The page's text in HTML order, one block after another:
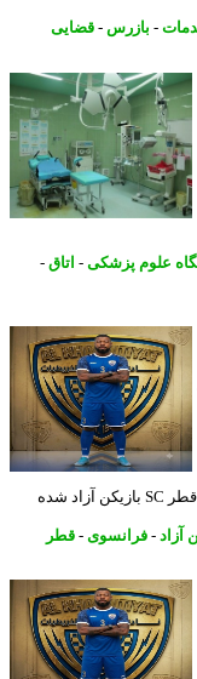
-بازرس -قضایی
پزشکی-اتاق -
30 ساله فرانسوی که پس از پایان همکاری با باشگاه قطر SC بازیکن آزاد شده
- فرانسوی-قطر